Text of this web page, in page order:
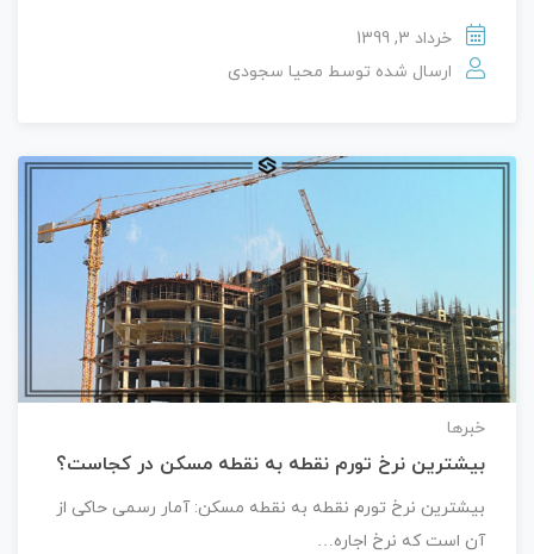
خرداد 3, 1399
ارسال شده توسط محیا سجودی
خبرها
بیشترین نرخ تورم نقطه به نقطه مسکن در کجاست؟
بیشترین نرخ تورم نقطه به نقطه مسکن: آمار رسمی حاکی از
آن است که نرخ اجاره‌…